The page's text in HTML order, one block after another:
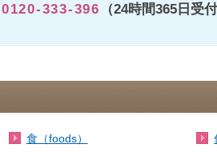
0120-333-396 （24時間365日受付
食（foods）